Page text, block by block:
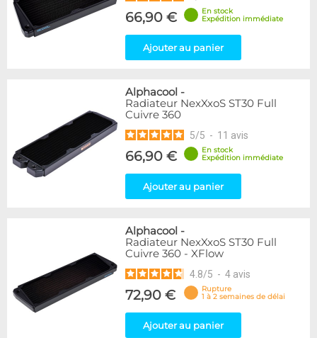
66,90 €
En stock
Expédition immédiate
Ajouter au panier
Alphacool -
Radiateur NexXxoS ST30 Full
Cuivre 360
5/5 - 11 avis
66,90 €
En stock
Expédition immédiate
Ajouter au panier
Alphacool -
Radiateur NexXxoS ST30 Full
Cuivre 360 - XFlow
4.8/5 - 4 avis
72,90 €
Rupture
1 à 2 semaines de délai
Ajouter au panier